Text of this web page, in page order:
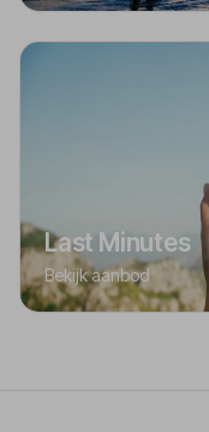
Last Minutes
Bekijk aanbod